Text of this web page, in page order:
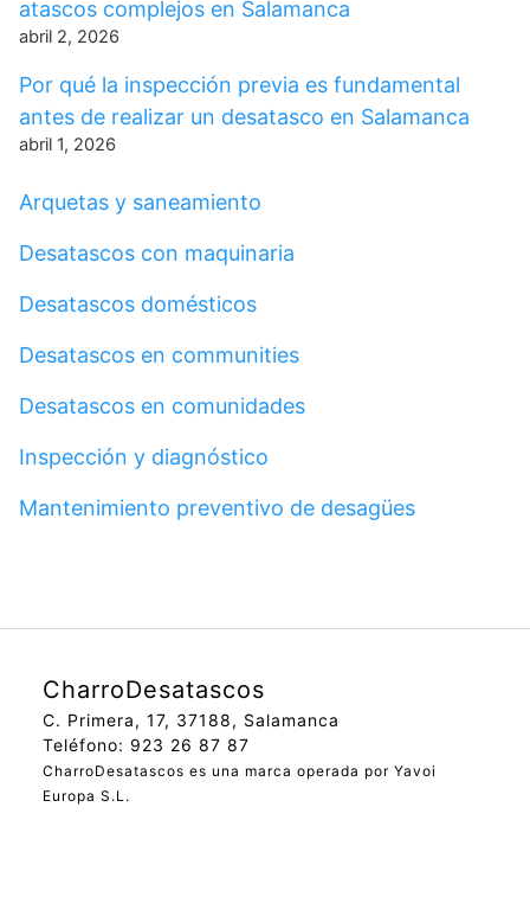
atascos complejos en Salamanca
abril 2, 2026
Por qué la inspección previa es fundamental
antes de realizar un desatasco en Salamanca
abril 1, 2026
Arquetas y saneamiento
Desatascos con maquinaria
Desatascos domésticos
Desatascos en communities
Desatascos en comunidades
Inspección y diagnóstico
Mantenimiento preventivo de desagües
CharroDesatascos
C. Primera, 17, 37188, Salamanca
Teléfono: 923 26 87 87
CharroDesatascos es una marca operada por Yavoi
Europa S.L.